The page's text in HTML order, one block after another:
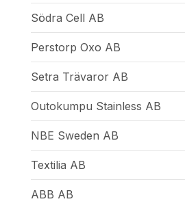
Södra Cell AB
Perstorp Oxo AB
Setra Trävaror AB
Outokumpu Stainless AB
NBE Sweden AB
Textilia AB
ABB AB